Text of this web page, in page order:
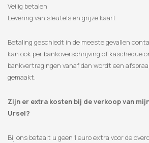
Veilig betalen
Levering van sleutels en grijze kaart
Betaling geschiedt in de meeste gevallen
kan ook per bankoverschrijving of kascheque
bankvertragingen vanaf dan wordt een
gemaakt.
Zijn er extra kosten bij de verkoop van
Ursel?
Bij ons betaalt u geen 1 euro extra voor de